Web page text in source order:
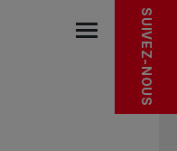
SUIVEZ-NOUS